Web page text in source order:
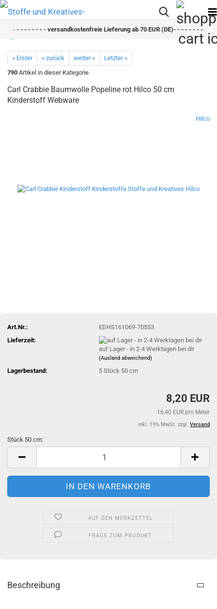
- - - - - - - - versandkostenfreie Lieferung ab 70 EUR (DE)- - - - - - - -
« Erster « zurück weiter »
Letzter »
790 Artikel in dieser Kategorie
Carl Crabbie Baumwolle Popeline rot Hilco 50 cm
Kinderstoff Webware
Hilco
Art.Nr.:
EDHS161069-70553
Lieferzeit:
auf Lager - in 2-4 Werktagen bei dir
(Ausland abweichend)
Lagerbestand: 5Stück 50 cm
8,20 EUR
16,40 EUR pro Meter
inkl. 19% MwSt. zzgl. Versand
Stück 50 cm:
Stück
cm
AUF DEN MERKZETTEL
FRAGE ZUM PRODUKT
Beschreibung